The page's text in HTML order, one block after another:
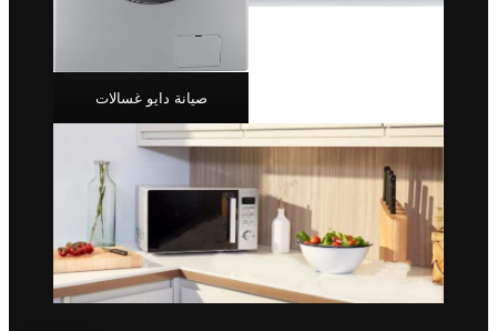
صيانة دايو غسالات